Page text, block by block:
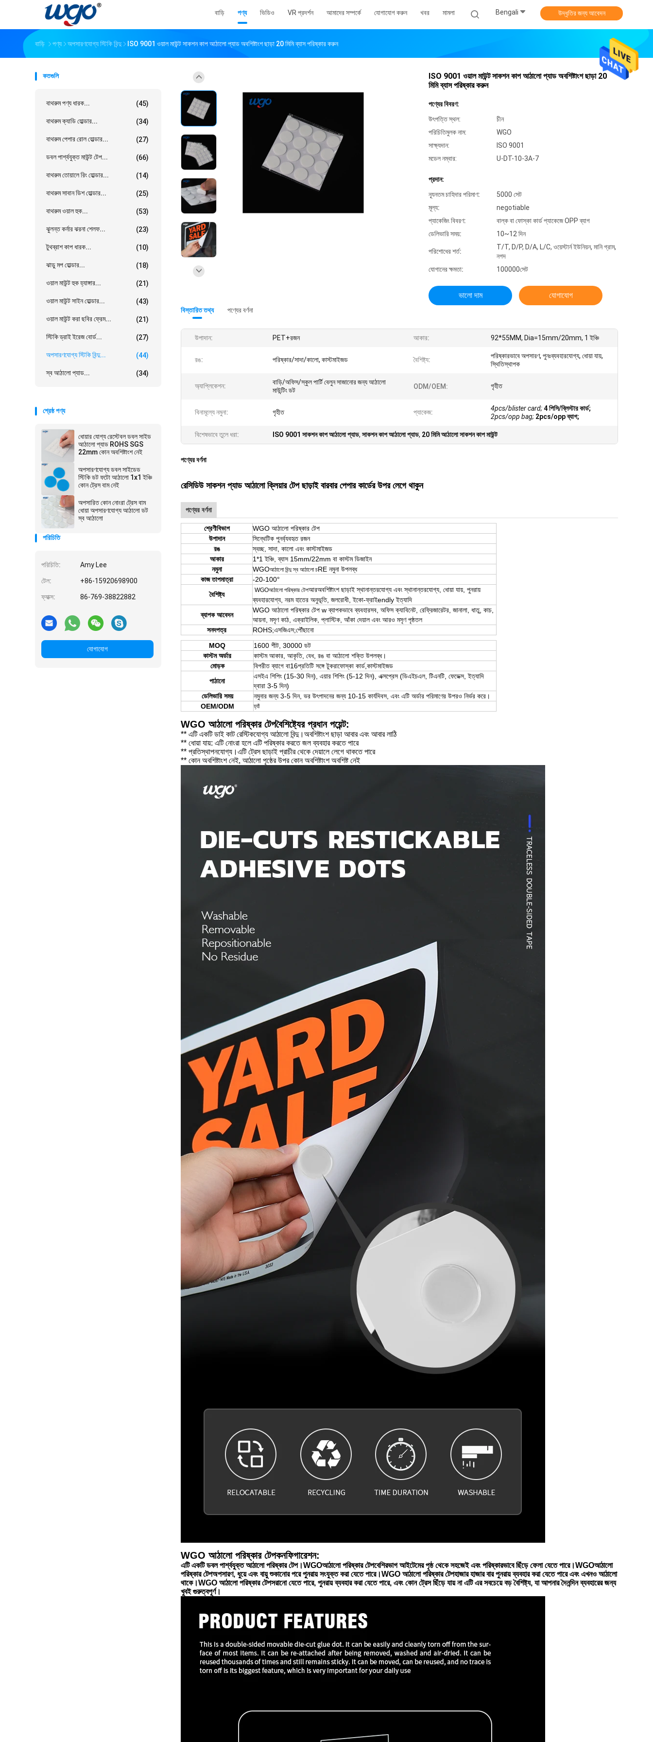
বাড়ি পণ্য ভিডিও VR প্রদর্শন আমাদের সম্পর্কে যোগাযোগ করুন খবর মামলা Bengali উদ্ধৃতির জন্য আবেদন
বাড়ি পণ্য অপসারণযোগ্য স্টিকি বিন্দু ISO 9001 ওয়াল মাউন্ট সাকশন কাপ আঠালো প্যাড অবশিষ্টাংশ ছাড়া 20 মিমি ব্যাস পরিষ্কার করুন
কতগুলি
বাথরুম পণ্য ধারক... (45)
বাথরুম ক্যাডি হোল্ডার... (34)
বাথরুম পেপার রোল হোল্ডার... (27)
ডবল পার্শ্বযুক্ত মাউন্ট টেপ... (66)
বাথরুম তোয়ালে রিং হোল্ডার... (14)
বাথরুম সাবান ডিশ হোল্ডার... (25)
বাথরুম ওয়াল হুক... (53)
ঝুলন্ত কর্নার ঝরনা শেলফ... (23)
টুথব্রাশ কাপ ধারক... (10)
ঝাড়ু মপ হোল্ডার... (18)
ওয়াল মাউন্ট হুক হ্যাঙ্গার... (21)
ওয়াল মাউন্ট সাইন হোল্ডার... (43)
ওয়াল মাউন্ট করা ছবির ফ্রেম... (21)
স্টিকি ড্রাই ইরেজ বোর্ড... (27)
অপসারণযোগ্য স্টিকি বিন্দু... (44)
স্ব আঠালো প্যাড... (34)
শ্রেষ্ঠ পণ্য
ধোয়ার যোগ্য রেস্টেবল ডবল সাইড
আঠালো প্যাড ROHS SGS
22mm কোন অবশিষ্টাংশ নেই
অপসারণযোগ্য ডবল সাইডেড
স্টিকি ডট ফটো আঠালো 1x1 ইঞ্চি
কোন ট্রেস বাম নেই
অপসারিত কোন নোংরা ট্রেস বাম
ধোয়া অপসারণযোগ্য আঠালো ডট
স্ব আঠালো
পরিচিতি
পরিচিতি: Amy Lee
টেল: +86-15920698900
ফ্যাক্স: 86-769-38822882
যোগাযোগ
ISO 9001 ওয়াল মাউন্ট সাকশন কাপ আঠালো প্যাড অবশিষ্টাংশ ছাড়া 20
মিমি ব্যাস পরিষ্কার করুন
পণ্যের বিবরণ:
উৎপত্তি স্থল:
চীন
পরিচিতিমুলক নাম:
WGO
সাক্ষ্যদান:
ISO 9001
মডেল নম্বার:
U-DT-10-3A-7
প্রদান:
ন্যূনতম চাহিদার পরিমাণ:
5000 সেট
মূল্য:
negotiable
প্যাকেজিং বিবরণ:
বাল্ক বা ফোস্কা কার্ড প্যাকেজে OPP ব্যাগ
ডেলিভারি সময়:
10~12 দিন
পরিশোধের শর্ত:
T/T, D/P, D/A, L/C, ওয়েস্টার্ন ইউনিয়ন, মানি গ্রাম,
নগদ
যোগানের ক্ষমতা:
100000সেট
ভালো দাম যোগাযোগ
বিস্তারিত তথ্য পণ্যের বর্ণনা
উপাদান: PET+রজন আকার: 92*55MM, Dia=15mm/20mm, 1 ইঞ্চি
রঙ: পরিষ্কার/সাদা/কালো, কাস্টমাইজড বৈশিষ্ট্য:
পরিষ্কারভাবে অপসারণ, পুনঃব্যবহারযোগ্য, ধোয়া যায়,
স্থিতিস্থাপক
অ্যাপ্লিকেশন:
বাড়ি/অফিস/স্কুল পার্টি বেলুন সাজানোর জন্য আঠালো
মাউন্টিং ডট
ODM/OEM: গৃহীত
বিনামূল্যে নমুনা: গৃহীত প্যাকেজ: 4pcs/blister card;4 পিসি/ব্লিস্টার কার্ড;
2pcs/opp bag; 2pcs/opp ব্যাগ;
বিশেষভাবে তুলে ধরা: ISO 9001 সাকশন কাপ আঠালো প্যাড, সাকশন কাপ আঠালো প্যাড, 20 মিমি আঠালো সাকশন কাপ মাউন্ট
পণ্যের বর্ণনা
রেসিডিউ সাকশন প্যাড আঠালো ক্লিয়ার টেপ ছাড়াই বারবার পেপার কার্ডের উপর লেগে থাকুন
পণ্যের বর্ণনা
শ্রেণীবিভাগ
WGO আঠালো পরিষ্কার টেপ
উপাদান
সিন্থেটিক পুনর্ব্যবহৃত রজন
রঙ
স্বচ্ছ, সাদা, কালো এবং কাস্টমাইজড
আকার
1*1 ইঞ্চি, ব্যাস 15mm/22mm বা কাস্টম ডিজাইন
নমুনা
WGOআঠালো বিন্দু স্ব আঠালো চRE নমুনা উপলব্ধ
কাজ তাপমাত্রা
-20-100°
বৈশিষ্ট্য
WGOআঠালো পরিষ্কার টেপআরঅবশিষ্টাংশ ছাড়াই স্থানান্তরযোগ্য এবং স্থানান্তরযোগ্য, ধোয়া যায়, পুনরায়
ব্যবহারযোগ্য, নরম হাতের অনুভূতি, জলরোধী, ইকো-ফ্রাইendly ইত্যাদি
ব্যাপক আবেদন
WGO আঠালো পরিষ্কার টেপ w ব্যাপকভাবে ব্যবহারসব, অফিস ক্যাবিনেট, রেফ্রিজারেটর, জানালা, ধাতু, কাচ,
আয়না, মসৃণ কাঠ, এক্রাইলিক, প্লাস্টিক, আঁকা দেয়াল এবং আরও মসৃণ পৃষ্ঠতল
সনদপত্র
ROHS;এসজিএস;পৌঁছানো
MOQ
1600 শীট, 30000 ডট
কাস্টম অর্ডার
কাস্টম আকার, আকৃতি, বেধ, রঙ বা আঠালো শক্তি উপলব্ধ।
মোড়ক
বিপরীত ব্যাগে বা16প্রতিটি সঙ্গে টুকরাফোস্কা কার্ড,কাস্টমাইজড
পাঠানো
এসইএ শিপিং (15-30 দিন), এয়ার শিপিং (5-12 দিন), এক্সপ্রেস (ডিএইচএল, টিএনটি, ফেডেক্স, ইত্যাদি
দ্বারা 3-5 দিন)
ডেলিভারি সময়
নমুনার জন্য 3-5 দিন, ভর উৎপাদনের জন্য 10-15 কার্যদিবস, এবং এটি অর্ডার পরিমাণের উপরও নির্ভর করে।
OEM/ODM
হ্যাঁ
WGO আঠালো পরিষ্কার টেপবৈশিষ্ট্যের প্রধান পয়েন্ট:
** এটি একটি ডাই কাট রেস্টিকযোগ্য আঠালো বিন্দু।অবশিষ্টাংশ ছাড়া আবার এবং আবার লাঠি
** ধোয়া যায়: এটি নোংরা হলে এটি পরিষ্কার করতে জল ব্যবহার করতে পারে
** প্রতিস্থাপনযোগ্য।এটি ট্রেস ছাড়াই প্রাচীর থেকে দেয়ালে লেগে থাকতে পারে
** কোন অবশিষ্টাংশ নেই, আঠালো পৃষ্ঠের উপর কোন অবশিষ্টাংশ অবশিষ্ট নেই
WGO আঠালো পরিষ্কার টেপকনফিগারেশন:
এটি একটি ডবল পার্শ্বযুক্ত আঠালো পরিষ্কার টেপ।WGOআঠালো পরিষ্কার টেপবেশিরভাগ আইটেমের পৃষ্ঠ থেকে সহজেই এবং পরিষ্কারভাবে ছিঁড়ে ফেলা যেতে পারে।WGOআঠালো
পরিষ্কার টেপঅপসারণ, ধুয়ে এবং বায়ু শুকানোর পরে পুনরায় সংযুক্ত করা যেতে পারে।WGO আঠালো পরিষ্কার টেপহাজার হাজার বার পুনরায় ব্যবহার করা যেতে পারে এবং এখনও আঠালো
থাকে।WGO আঠালো পরিষ্কার টেপসরানো যেতে পারে, পুনরায় ব্যবহার করা যেতে পারে, এবং কোন ট্রেস ছিঁড়ে যায় না এটি এর সবচেয়ে বড় বৈশিষ্ট্য, যা আপনার দৈনন্দিন ব্যবহারের জন্য
খুবই গুরুত্বপূর্ণ।